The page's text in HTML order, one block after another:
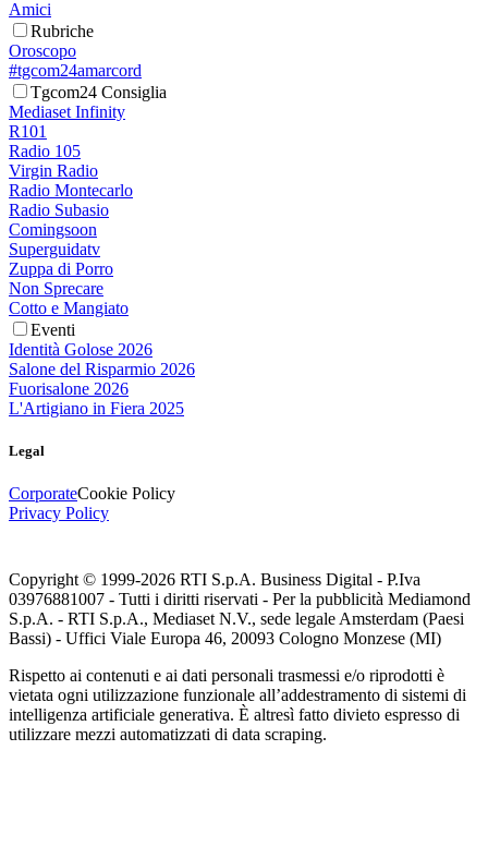
Amici
Rubriche
Oroscopo
#tgcom24amarcord
Tgcom24 Consiglia
Mediaset Infinity
R101
Radio 105
Virgin Radio
Radio Montecarlo
Radio Subasio
Comingsoon
Superguidatv
Zuppa di Porro
Non Sprecare
Cotto e Mangiato
Eventi
Identità Golose 2026
Salone del Risparmio 2026
Fuorisalone 2026
L'Artigiano in Fiera 2025
Legal
CorporateCookie Policy
Privacy Policy
Copyright © 1999-2026 RTI S.p.A. Business Digital - P.Iva
03976881007 - Tutti i diritti riservati - Per la pubblicità Mediamond
S.p.A. - RTI S.p.A., Mediaset N.V., sede legale Amsterdam (Paesi
Bassi) - Uffici Viale Europa 46, 20093 Cologno Monzese (MI)
Rispetto ai contenuti e ai dati personali trasmessi e/o riprodotti è
vietata ogni utilizzazione funzionale all’addestramento di sistemi di
intelligenza artificiale generativa. È altresì fatto divieto espresso di
utilizzare mezzi automatizzati di data scraping.